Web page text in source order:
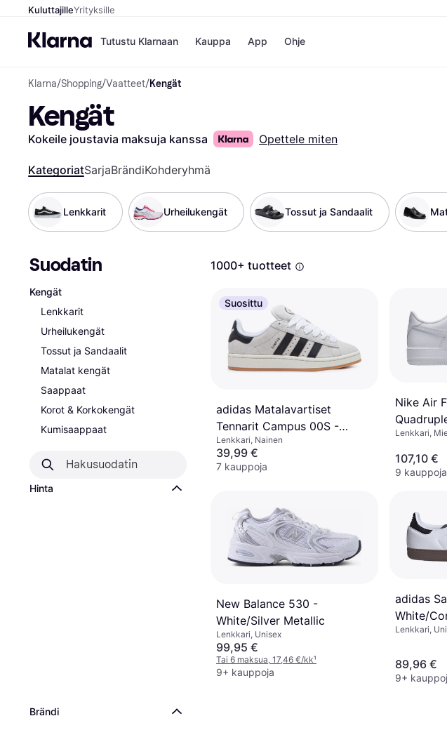
KuluttajilleYrityksille
Tutustu Klarnaan
Maksa 30 päivän
kuluessa
Kauppa
H&M
Peten Koiratarvike
Kauppahakemisto
Tietotekniikka
Tee se itse
App Ohje
Klarna/Shopping/Vaatteet/Kengät
Kengät
Kokeile joustavia maksuja kanssa Opettele miten
KategoriatSarjaBrändiKohderyhmä
Lenkkarit Urheilukengät Tossut ja Sandaalit
Suodatin
Kengät
Lenkkarit
Urheilukengät
Tossut ja Sandaalit
Matalat kengät
Saappaat
Korot & Korkokengät
Kumisaappaat
Hinta
Brändi
1000+ tuotteet
Suosittu
adidas Matalavartiset
Tennarit Campus 00S -
Musta/Luonnonvalkoinen
Lenkkari, Nainen
39,99 €
7 kauppoja
Nike Air
Lenkkari,
107,10 €
9 kauppoja
New Balance 530 -
White/Silver Metallic
Lenkkari, Unisex
99,95 €
Tai 6 maksua, 17,46 €/kk¹
9+ kauppoja
adidas
White/
Granite
Lenkkari,
89,96 €
9+